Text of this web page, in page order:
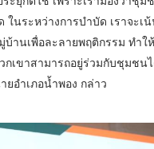
ในระหว่างการบำบัด เราจะเ
านเพื่อละลายพฤติกรรม ทำให้
เขาสามารถอยู่ร่วมกับชุมชน
ยอำเภอน้ำพอง กล่าว